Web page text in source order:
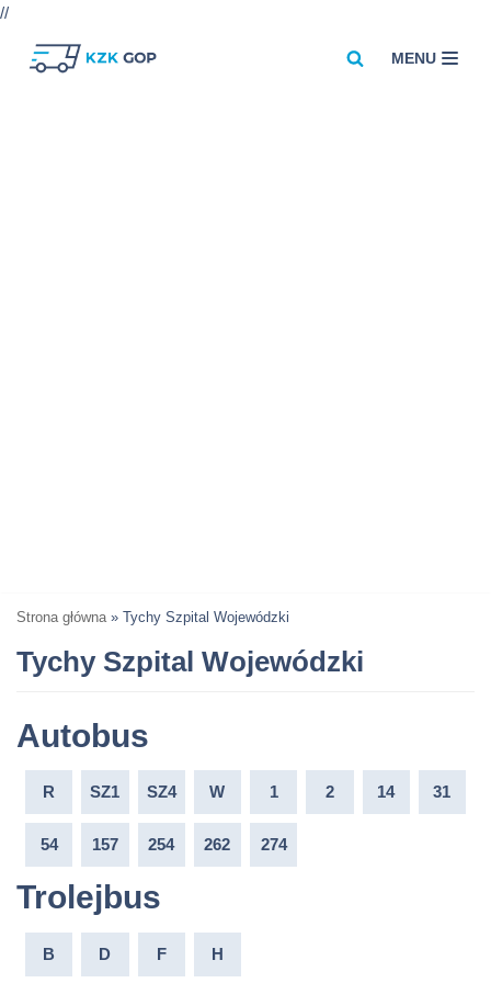
//
MENU
Strona główna » Tychy Szpital Wojewódzki
Tychy Szpital Wojewódzki
Autobus
R SZ1 SZ4 W 1 2 14 31
54 157 254 262 274
Trolejbus
B D F H